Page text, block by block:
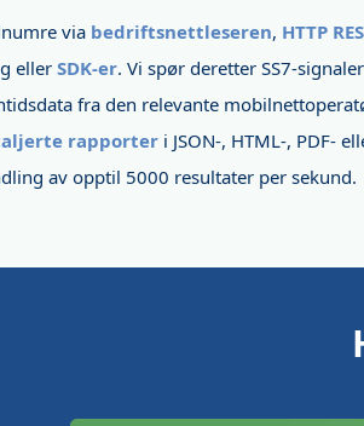
via bedriftsnettleseren, HTTP
ellerSDK-er. Vi spør deretter SS7-
fra den relevante
rapporter i JSON-, HTML-, PDF-
av opptil 5000 resultater per sekund.